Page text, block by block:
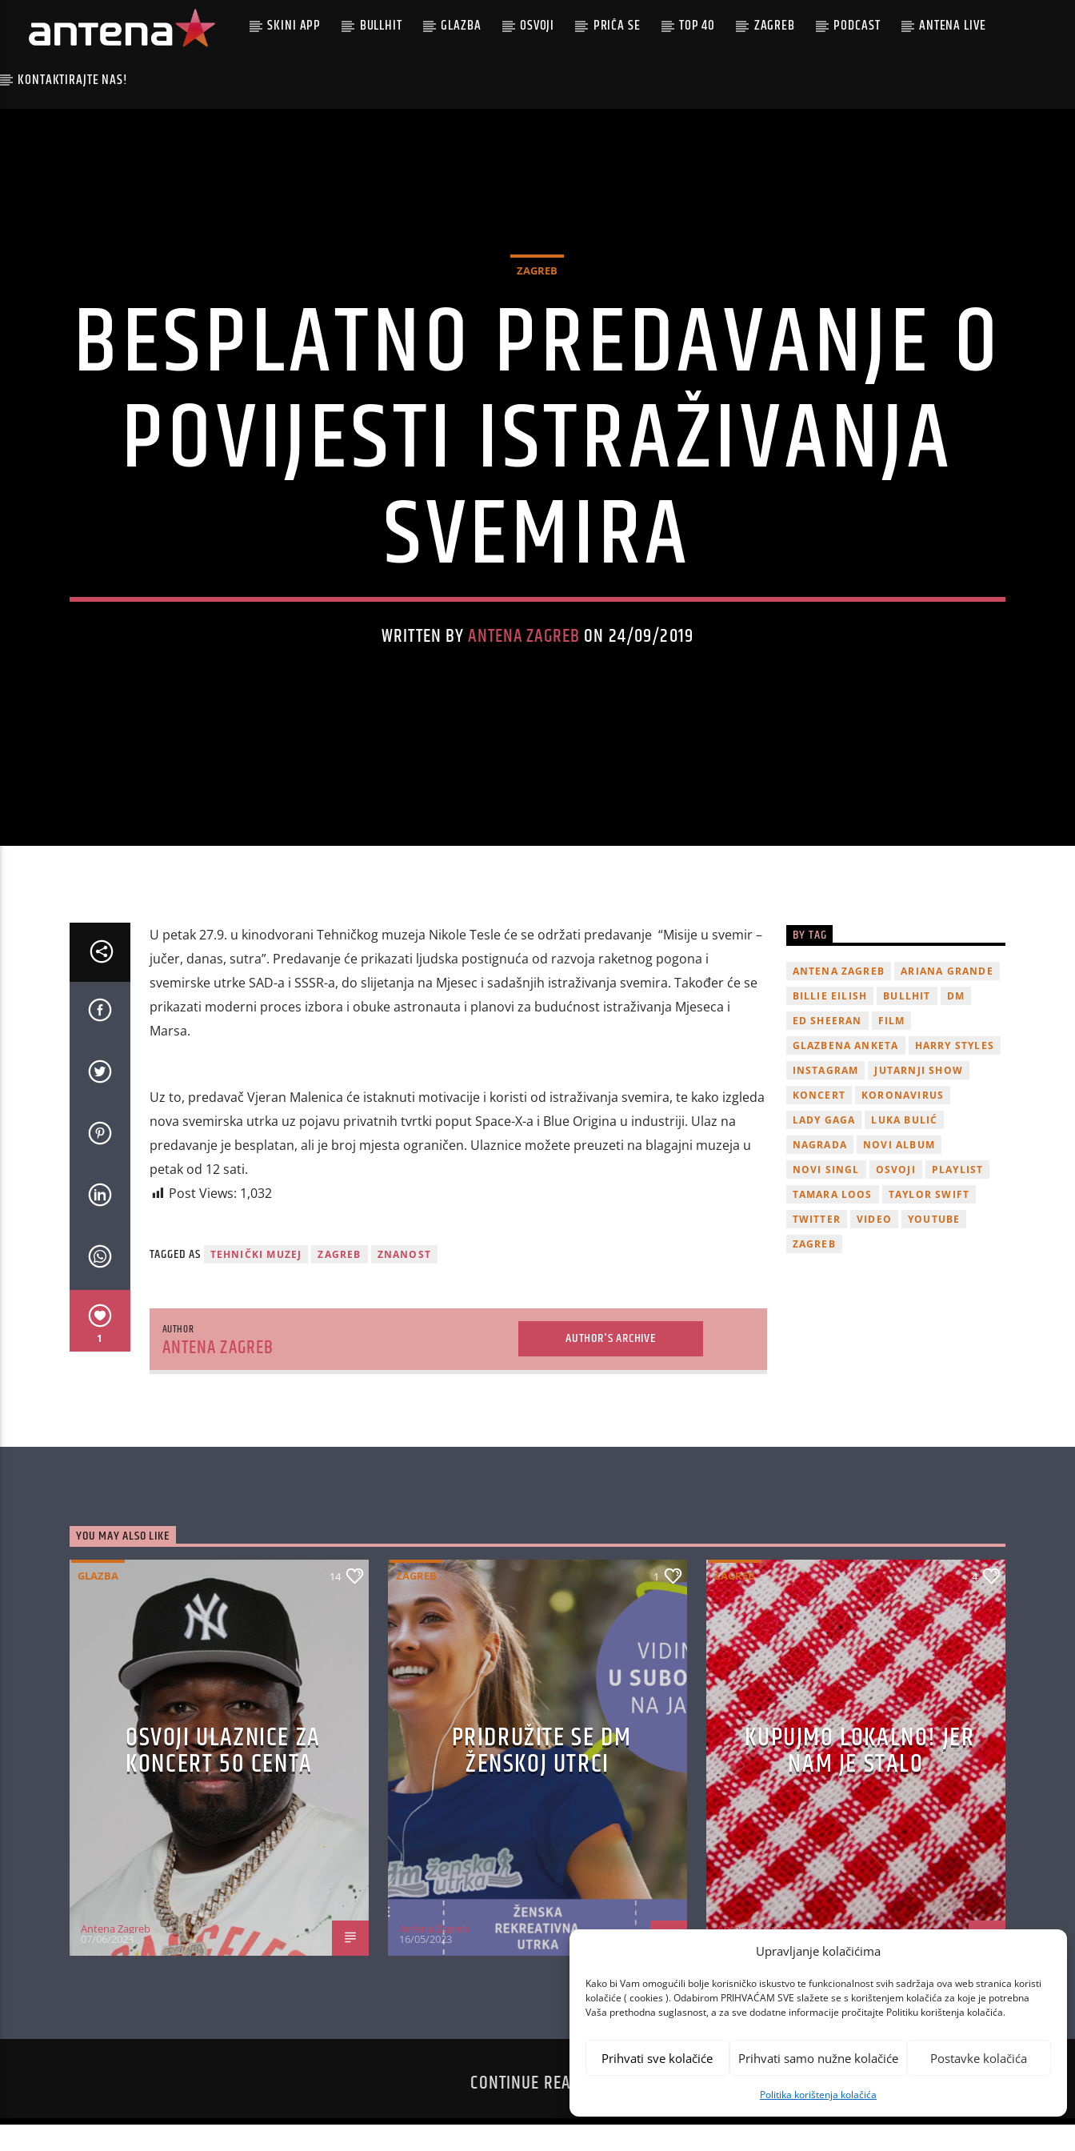
Upravljanje kolačićima
Kako bi Vam omogućili bolje korisničko iskustvo te funkcionalnost svih sadržaja ova web stranica koristi
kolačiće ( cookies ). Odabirom PRIHVAĆAM SVE slažete se s korištenjem kolačića za koje je potrebna
Vaša prethodna suglasnost, a za sve dodatne informacije pročitajte Politiku korištenja kolačića.
Prihvati sve kolačiće Prihvati samo nužne kolačiće Postavke kolačića
Politika korištenja kolačića
SKINI APP BULLHIT GLAZBA OSVOJI PRIČA SE TOP 40 ZAGREB PODCAST ANTENA LIVE
KONTAKTIRAJTE NAS!
ZAGREB
BESPLATNO PREDAVANJE O
POVIJESTI ISTRAŽIVANJA
SVEMIRA
WRITTEN BYANTENA ZAGREB ON 24/09/2019
1
U petak 27.9. u kinodvorani Tehničkog muzeja Nikole Tesle će se održati predavanje “Misije u svemir –
jučer, danas, sutra”. Predavanje će prikazati ljudska postignuća od razvoja raketnog pogona i
svemirske utrke SAD-a i SSSR-a, do slijetanja na Mjesec i sadašnjih istraživanja svemira. Također će se
prikazati moderni proces izbora i obuke astronauta i planovi za budućnost istraživanja Mjeseca i
Marsa.
Uz to, predavač Vjeran Malenica će istaknuti motivacije i koristi od istraživanja svemira, te kako izgleda
nova svemirska utrka uz pojavu privatnih tvrtki poput Space-X-a i Blue Origina u industriji. Ulaz na
predavanje je besplatan, ali je broj mjesta ograničen. Ulaznice možete preuzeti na blagajni muzeja u
petak od 12 sati.
Post Views: 1,032
TAGGED AS TEHNIČKI MUZEJ ZAGREB ZNANOST
AUTHOR
ANTENA ZAGREB AUTHOR'S ARCHIVE
BY TAG
ANTENA ZAGREB
ARIANA GRANDE
BILLIE EILISH
BULLHIT
DM
ED SHEERAN
FILM
GLAZBENA ANKETA
HARRY STYLES
INSTAGRAM
JUTARNJI SHOW
KONCERT
KORONAVIRUS
LADY GAGA
LUKA BULIĆ
NAGRADA
NOVI ALBUM
NOVI SINGL
OSVOJI
PLAYLIST
TAMARA LOOS
TAYLOR SWIFT
TWITTER
VIDEO
YOUTUBE
ZAGREB
YOU MAY ALSO LIKE
GLAZBA 14
OSVOJI ULAZNICE ZA
KONCERT 50 CENTA
Antena Zagreb
07/06/2023
ZAGREB 1
PRIDRUŽITE SE DM
ŽENSKOJ UTRCI
Antena Zagreb
16/05/2023
ZAGREB 4
KUPUJMO LOKALNO! JER
NAM JE STALO
Antena Zagreb
CONTINUE READING